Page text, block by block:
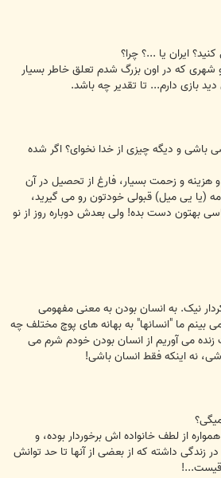
ایران یا ...؟ چرا؟
که در اون بزرگ شدم تعلق خاطر بسیار
بازی دارم... تا تقدیر چه باشد.
باشی و دیگه چیزی از خدا نخوای؟ اگر شده
و زحمت بسیار، فارغ از تحصیل در آن
یی میل) قبولی خودتون رو می گیرید،
بهتون دست بده! ولی بعدش دوباره روز از نو
نیک. به انسان بودن به معنی مفهومی
ما "انسانها" به بهانه های پوچ مختلف چه
می آوریم از انسان بودن خودم شرم می
نه اینکه فقط انسان باشی!
از لطف خانواده اش برخوردار بوده، و
زندگی داشته که از بعضی از آنها تا حد توانش